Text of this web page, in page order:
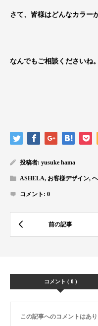
さて、皆様はどんなカラー
なんでもご相談くださいね。
投稿者: yusuke hama
ASHELA, お客様デザイン,
コメント: 0
コメント ( 0 )
この記事へのコメントはあり